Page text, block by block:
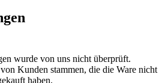
wurde von uns nicht überprüft.
Kunden stammen, die die Ware nicht
haben.